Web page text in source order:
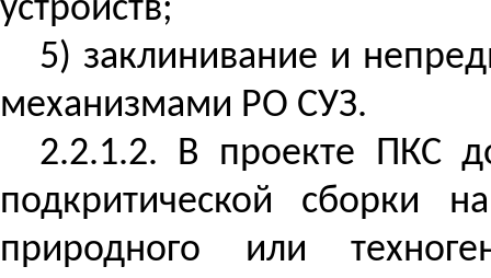
устройств;
5) заклинивание и
механизмами РО СУЗ.
2.2.1.2. В проекте ПКС
подкритической сборки
природного или